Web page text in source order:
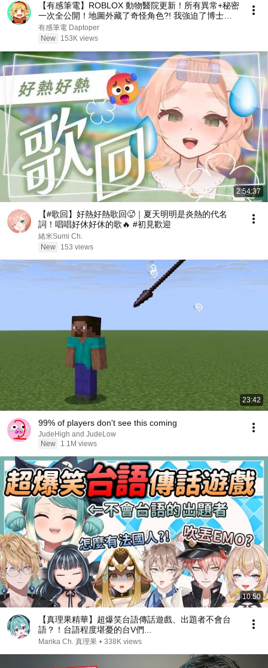
【有感筆電】ROBLOX 動物醫院更新！所有異常+秘密
一次全公開！地圖外藏了奇怪角色?! 我強迫了博士說
出醫院的真相！黏液怪的應對方式！全破記者任務！
(還有更多)【Animal Hospital】
有感筆電 Daptoper
New
153K views
2:54:37
【#歌回】好熱好熱歌回🥵｜夏天明明是炎熱的代名
詞！唱唱好休好休的歌🔥 #初見歡迎
緒米Sumi Ch.
New
153 views
23:42
99% of players don't see this coming
JudeHigh and JudeLow
New
1.1M views
10:50
【真理果精華】超爆笑台語傳話遊戲、出題者不會台
語？！台語程度堪憂的台V們...
Marika Ch. 真理果 • 338K views